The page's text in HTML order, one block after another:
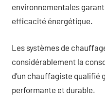
environnementales
efficacité énergétique.
Les systèmes de
considérablement la
d’un chauffagiste
performante et durable.